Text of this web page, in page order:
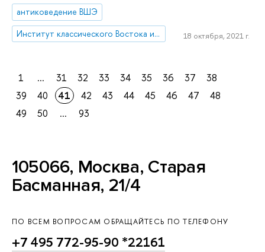
антиковедение ВШЭ
Институт классического Востока и античности
18 октября, 2021 г.
1 ... 31 32 33 34 35 36 37
38
39
40 41 42 43 44 45 46 47
48
49
50 ... 93
105066, Москва, Старая
Басманная, 21/4
ПО ВСЕМ ВОПРОСАМ ОБРАЩАЙТЕСЬ ПО ТЕЛЕФОНУ
+7 495 772-95-90 *22161